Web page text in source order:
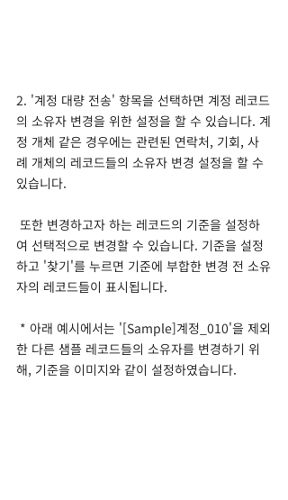
2. '계정 대량 전송' 항목을 선택하면 계정 레코드
의 소유자 변경을 위한 설정을 할 수 있습니다. 계
정 개체 같은 경우에는 관련된 연락처, 기회, 사
례 개체의 레코드들의 소유자 변경 설정을 할 수
있습니다.
여 선택적으로 변경할 수 있습니다. 기준을 설정
하고 '찾기'를 누르면 기준에 부합한 변경 전 소유
자의 레코드들이 표시됩니다.
한 다른 샘플 레코드들의 소유자를 변경하기 위
해, 기준을 이미지와 같이 설정하였습니다.